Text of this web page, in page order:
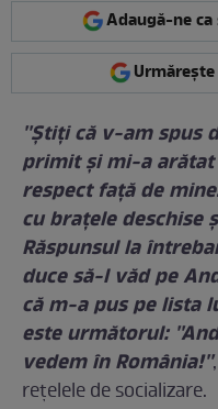
Adaugă-ne
''Știți că v-am spus
primit și mi-a arătat
respect față de
cu brațele deschise
Răspunsul la
duce să-l văd pe
că m-a pus pe lista
este următorul:
vedem în România!''
rețelele de socializare.